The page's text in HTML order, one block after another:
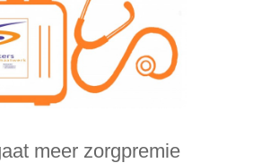
meer zorgpremie